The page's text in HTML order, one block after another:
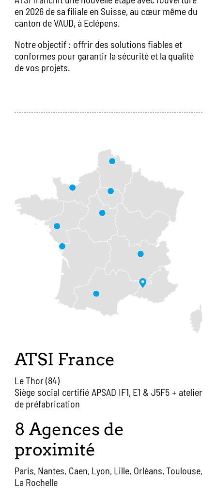
en 2026 de sa filiale en Suisse, au cœur même du
canton de VAUD, à Eclépens.
Notre objectif : offrir des solutions fiables et
conformes pour garantir la sécurité et la qualité
de vos projets.
ATSI France
Le Thor (84)
Siège social certifié APSAD IF1, E1 & J5F5 + atelier
de préfabrication
8 Agences de
proximité
Paris, Nantes, Caen, Lyon, Lille, Orléans, Toulouse,
La Rochelle